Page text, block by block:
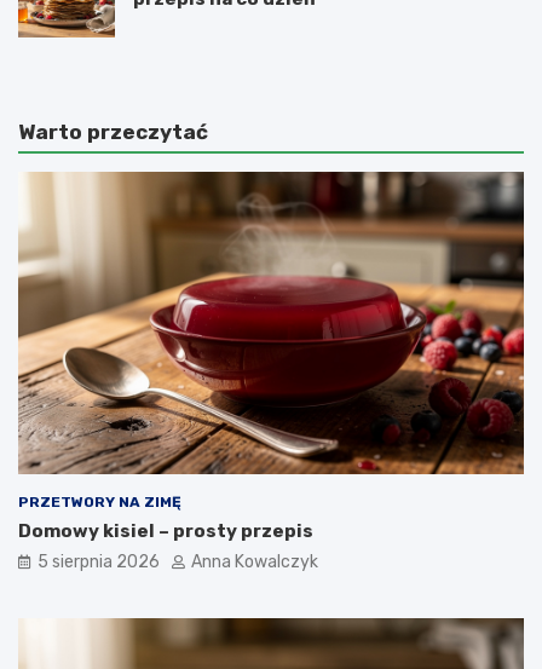
Warto przeczytać
PRZETWORY NA ZIMĘ
Domowy kisiel – prosty przepis
5 sierpnia 2026 Anna Kowalczyk